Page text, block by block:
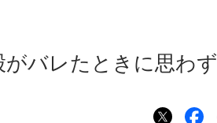
バレたときに思わず